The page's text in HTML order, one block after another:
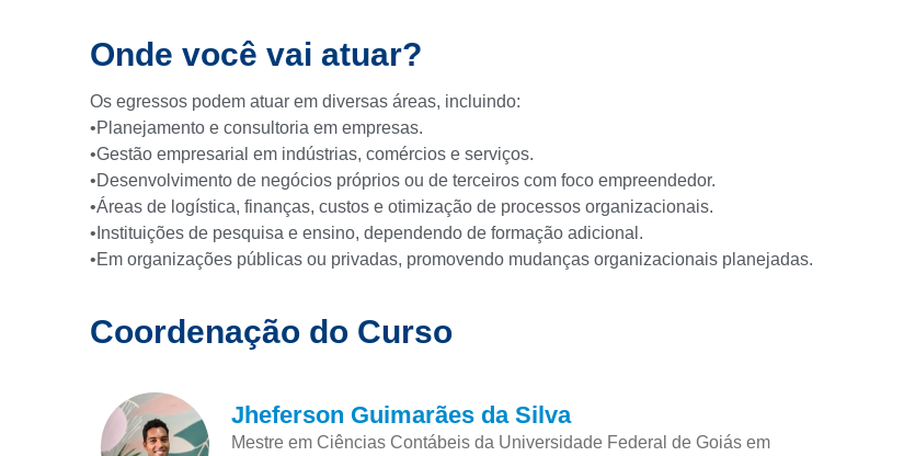
Onde você vai atuar?
Os egressos podem atuar em diversas áreas, incluindo:
•Planejamento e consultoria em empresas.
•Gestão empresarial em indústrias, comércios e serviços.
•Desenvolvimento de negócios próprios ou de terceiros com foco empreendedor.
•Áreas de logística, finanças, custos e otimização de processos organizacionais.
•Instituições de pesquisa e ensino, dependendo de formação adicional.
•Em organizações públicas ou privadas, promovendo mudanças organizacionais planejadas. ‎
Coordenação do Curso
Jheferson Guimarães da Silva
Mestre em Ciências Contábeis da Universidade Federal de Goiás em